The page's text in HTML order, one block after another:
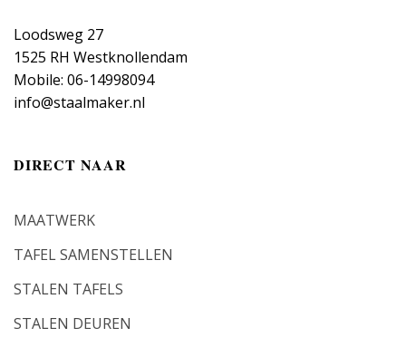
Loodsweg 27
1525 RH Westknollendam
Mobile: 06-14998094
info@staalmaker.nl
DIRECT NAAR
MAATWERK
TAFEL SAMENSTELLEN
STALEN TAFELS
STALEN DEUREN